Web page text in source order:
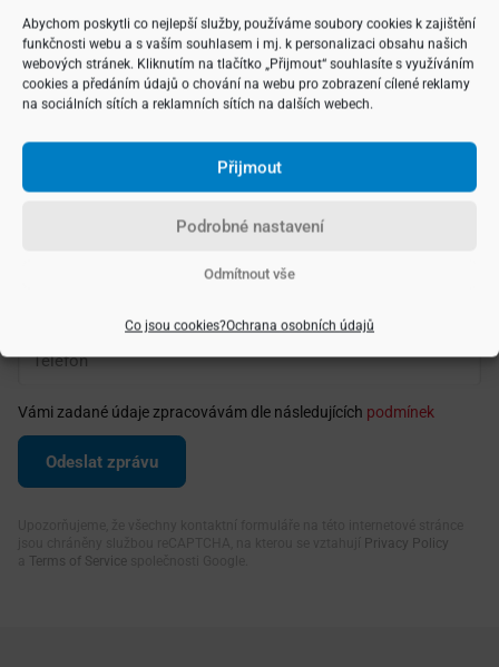
Abychom poskytli co nejlepší služby, používáme soubory cookies k zajištění
funkčnosti webu a s vaším souhlasem i mj. k personalizaci obsahu našich
webových stránek. Kliknutím na tlačítko „Přijmout“ souhlasíte s využíváním
cookies a předáním údajů o chování na webu pro zobrazení cílené reklamy
na sociálních sítích a reklamních sítích na dalších webech.
Přijmout
Odmítnout vše
Podrobné nastavení
Co jsou cookies?Ochrana osobních údajů
Vámi zadané údaje zpracovávám dle následujících podmínek
Privacy Policy
Terms of Service